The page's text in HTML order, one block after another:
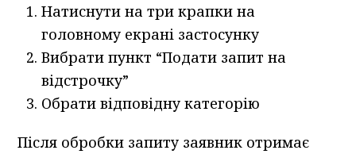
Натиснути на три крапки на
головному екрані застосунку
Вибрати пункт “Подати запит на
відстрочку”
Обрати відповідну категорію
Після обробки запиту заявник отримає